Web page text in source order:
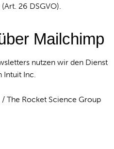
26 DSGVO).
Mailchimp
nutzen wir den Dienst
Intuit Inc.
The Rocket Science Group